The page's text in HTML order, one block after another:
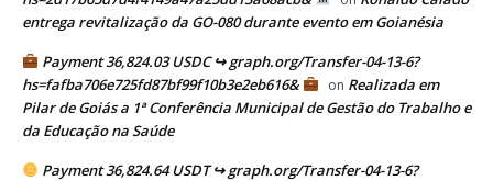
entrega revitalização da GO-080 durante evento em Goianésia
Payment 36,824.03 USDC ↪ graph.org/Transfer-04-13-6?
hs=fafba706e725fd87bf99f10b3e2eb616&
on Realizada em
Pilar de Goiás a 1ª Conferência Municipal de Gestão do Trabalho e
da Educação na Saúde
Payment 36,824.64 USDT ↪ graph.org/Transfer-04-13-6?